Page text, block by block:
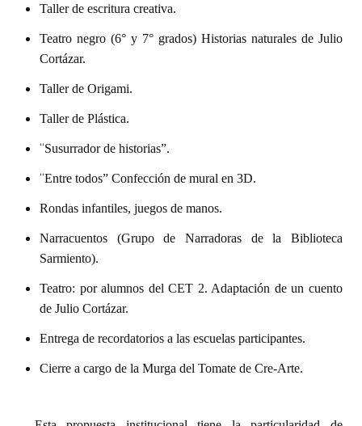
Ciudadano Ilustre - Registro
Banca del Vecino - Registro
Antiguos Pobladores - Registro
Reconocimientos - Registro
Bariloche, Municipio intercultural
Entrega de distinciones
REFORMA DE LA CARTA ORGÁNICA
Taller de escritura creativa.
Teatro negro (6° y 7° grados) Historias naturales de Julio
Cortázar.
Taller de Origami.
Taller de Plástica.
“Susurrador de historias”.
“Entre todos” Confección de mural en 3D.
Rondas infantiles, juegos de manos.
Narracuentos (Grupo de Narradoras de la Biblioteca
Sarmiento).
Teatro: por alumnos del CET 2. Adaptación de un cuento
de Julio Cortázar.
Entrega de recordatorios a las escuelas participantes.
Cierre a cargo de la Murga del Tomate de Cre-Arte.